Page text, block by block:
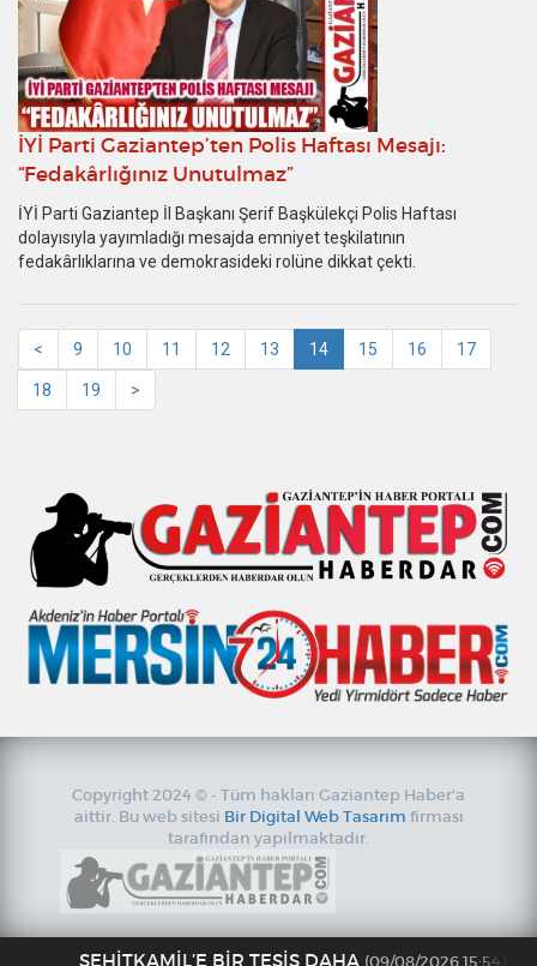
ŞEHİTKAMİL’E BİR TESİS DAHA (09/08/2026 15:54)
İYİ Parti Gaziantep’ten Polis Haftası Mesajı:
“Fedakârlığınız Unutulmaz”
İYİ Parti Gaziantep İl Başkanı Şerif Başkülekçi Polis Haftası
dolayısıyla yayımladığı mesajda emniyet teşkilatının
fedakârlıklarına ve demokrasideki rolüne dikkat çekti.
< 9 10 11 12 13 14 15 16 17
18 19 >
Copyright 2024 © - Tüm hakları Gaziantep Haber'a
aittir. Bu web sitesi Bir Digital Web Tasarım firması
tarafından yapılmaktadır.